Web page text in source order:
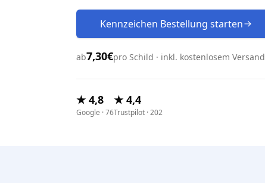
Kennzeichen Bestellung starten
ab7,30€pro Schild · inkl. kostenlosem Versand
★ 4,8
Google · 76
★ 4,4
Trustpilot · 202